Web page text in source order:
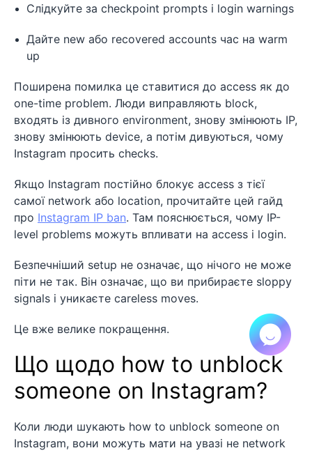
Слідкуйте за checkpoint prompts і login warnings
Дайте new або recovered accounts час на warm
up
Поширена помилка це ставитися до access як до
one-time problem. Люди виправляють block,
входять із дивного environment, знову змінюють IP,
знову змінюють device, а потім дивуються, чому
Instagram просить checks.
Якщо Instagram постійно блокує access з тієї
самої network або location, прочитайте цей гайд
про Instagram IP ban. Там пояснюється, чому IP-
level problems можуть впливати на access і login.
Безпечніший setup не означає, що нічого не може
піти не так. Він означає, що ви прибираєте sloppy
signals і уникаєте careless moves.
Це вже велике покращення.
Що щодо how to unblock
someone on Instagram?
Коли люди шукають how to unblock someone on
Instagram, вони можуть мати на увазі не network